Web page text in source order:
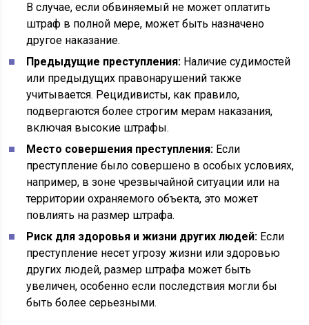
В случае, если обвиняемый не может оплатить
штраф в полной мере, может быть назначено
другое наказание.
Предыдущие преступления: Наличие судимостей
или предыдущих правонарушений также
учитывается. Рецидивисты, как правило,
подвергаются более строгим мерам наказания,
включая высокие штрафы.
Место совершения преступления: Если
преступление было совершено в особых условиях,
например, в зоне чрезвычайной ситуации или на
территории охраняемого объекта, это может
повлиять на размер штрафа.
Риск для здоровья и жизни других людей: Если
преступление несет угрозу жизни или здоровью
других людей, размер штрафа может быть
увеличен, особенно если последствия могли бы
быть более серьезными.